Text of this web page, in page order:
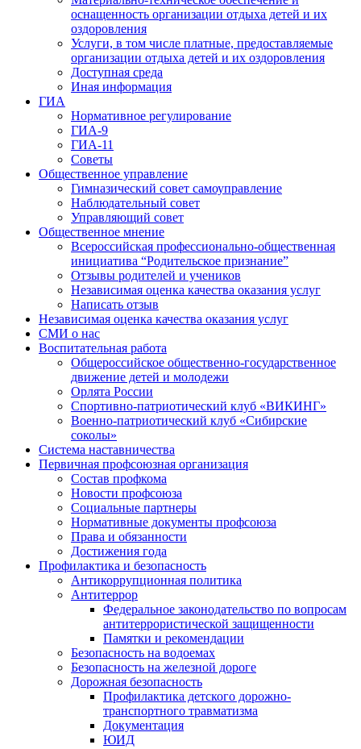
оснащенность организации отдыха детей и их
оздоровления
Услуги, в том числе платные, предоставляемые
организации отдыха детей и их оздоровления
Доступная среда
Иная информация
ГИА
Нормативное регулирование
ГИА-9
ГИА-11
Советы
Общественное управление
Гимназический совет самоуправление
Наблюдательный совет
Управляющий совет
Общественное мнение
Всероссийская профессионально-общественная
инициатива “Родительское признание”
Отзывы родителей и учеников
Независимая оценка качества оказания услуг
Написать отзыв
Независимая оценка качества оказания услуг
СМИ о нас
Воспитательная работа
Общероссийское общественно-государственное
движение детей и молодежи
Орлята России
Спортивно-патриотический клуб «ВИКИНГ»
Военно-патриотический клуб «Сибирские
соколы»
Система наставничества
Первичная профсоюзная организация
Состав профкома
Новости профсоюза
Социальные партнеры
Нормативные документы профсоюза
Права и обязанности
Достижения года
Профилактика и безопасность
Антикоррупционная политика
Антитеррор
Федеральное законодательство по вопросам
антитеррористической защищенности
Памятки и рекомендации
Безопасность на водоемах
Безопасность на железной дороге
Дорожная безопасность
Профилактика детского дорожно-
транспортного травматизма
Документация
ЮИД